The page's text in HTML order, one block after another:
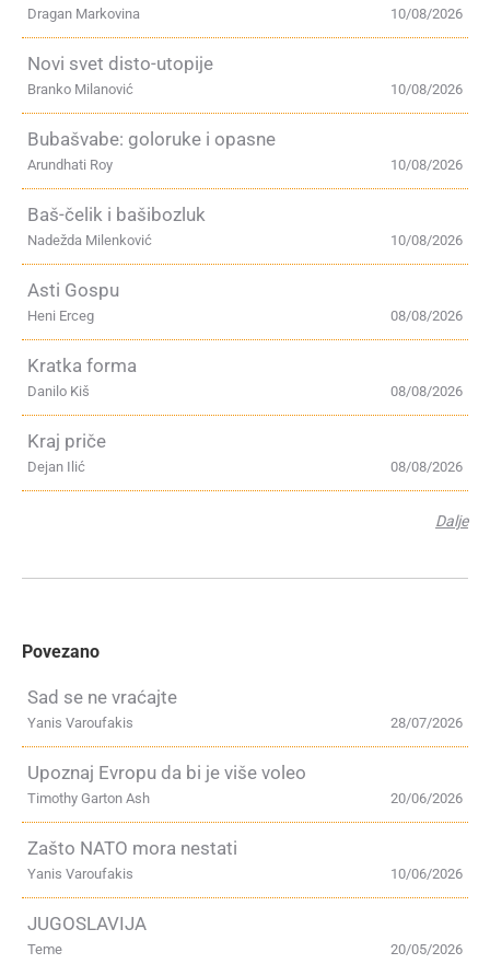
10/08/2026
Dragan Markovina
Novi svet disto-utopije
10/08/2026
Branko Milanović
Bubašvabe: goloruke i opasne
10/08/2026
Arundhati Roy
Baš-čelik i bašibozluk
10/08/2026
Nadežda Milenković
Asti Gospu
08/08/2026
Heni Erceg
Kratka forma
08/08/2026
Danilo Kiš
Kraj priče
08/08/2026
Dejan Ilić
Dalje
Povezano
Sad se ne vraćajte
28/07/2026
Yanis Varoufakis
Upoznaj Evropu da bi je više voleo
20/06/2026
Timothy Garton Ash
Zašto NATO mora nestati
10/06/2026
Yanis Varoufakis
JUGOSLAVIJA
20/05/2026
Teme